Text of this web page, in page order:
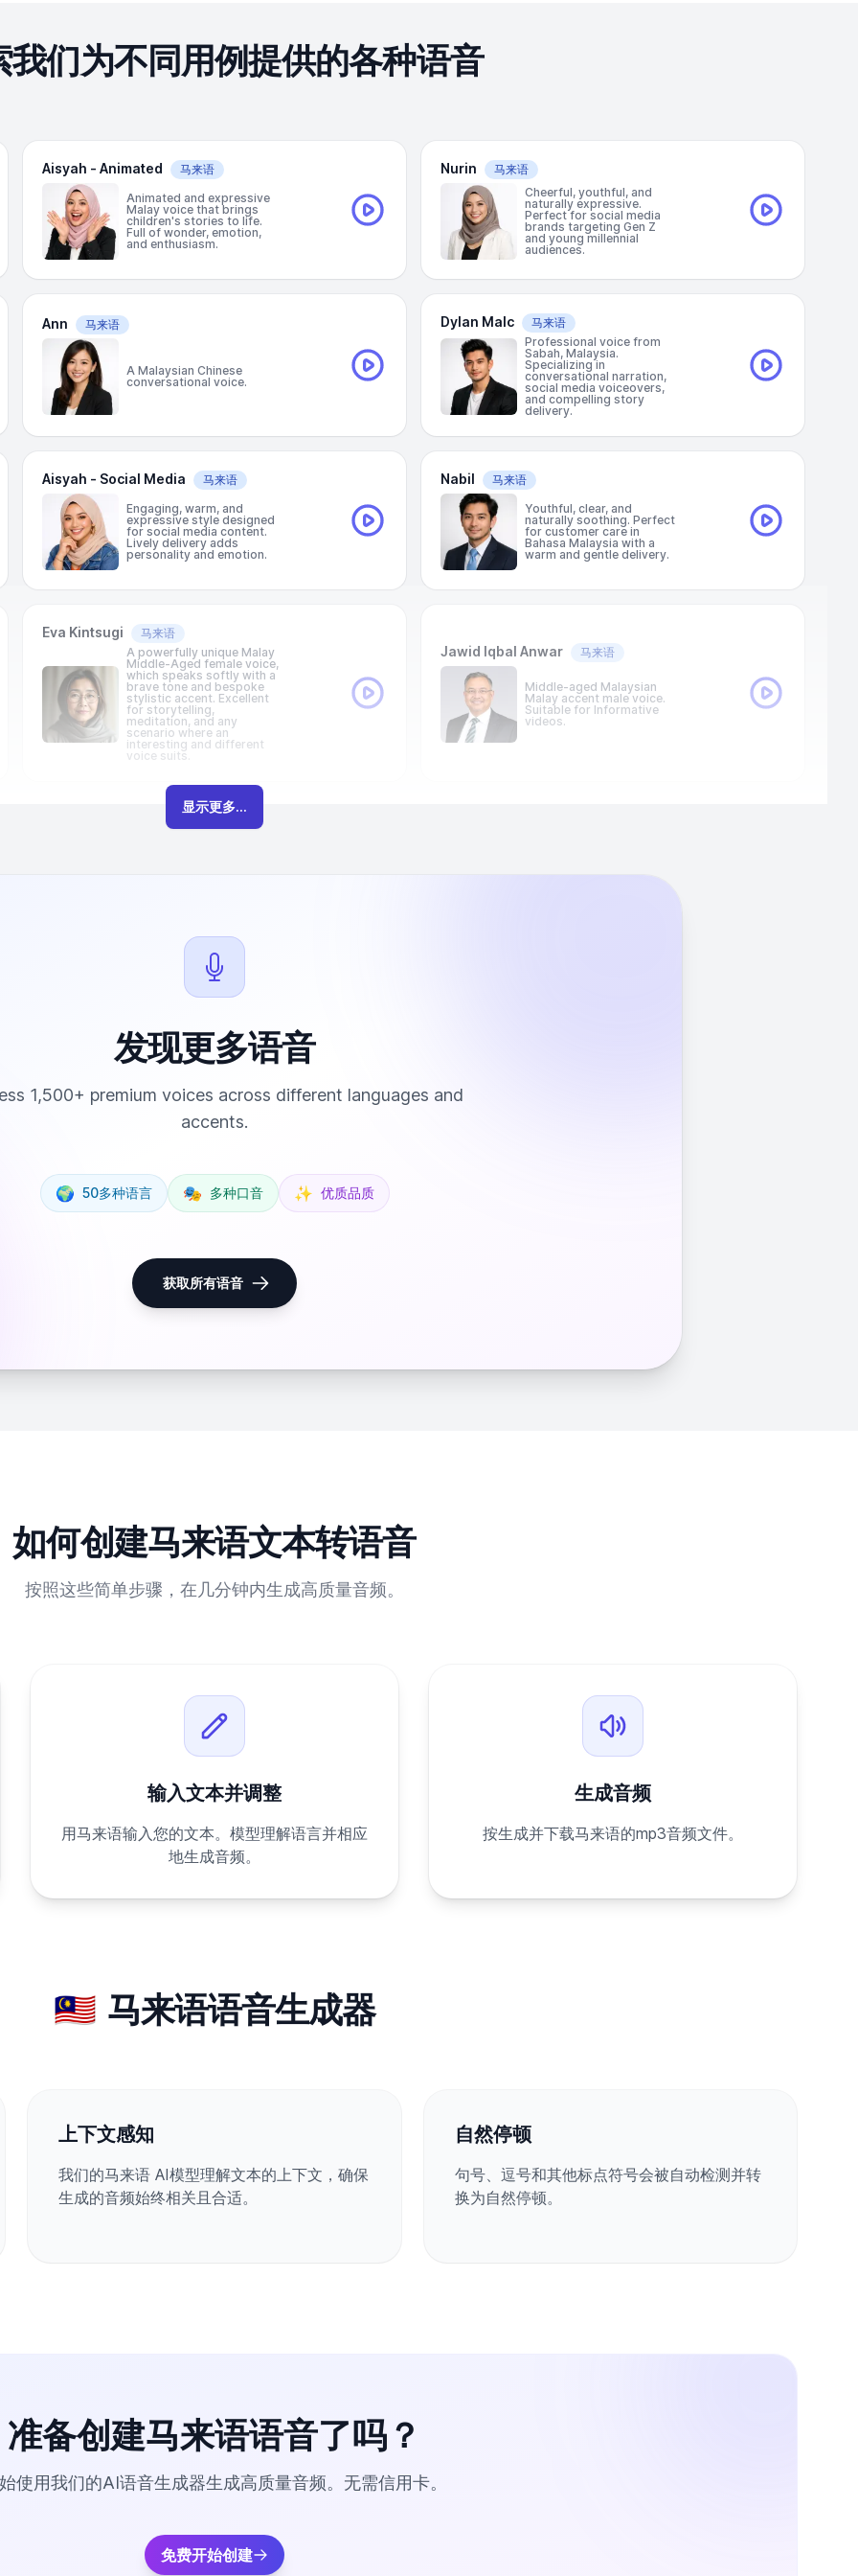
我们为不同用例提供的各种语音
Aisyah - Animated
马来语
Animated and expressive
Malay voice that brings
children's stories to life.
Full of wonder, emotion,
and enthusiasm.
Nurin
马来语
Cheerful, youthful, and
naturally expressive.
Perfect for social media
brands targeting Gen Z
and young millennial
audiences.
Ann 马来语
A Malaysian Chinese
conversational voice.
Dylan Malc
马来语
Professional voice from
Sabah, Malaysia.
Specializing in
conversational narration,
social media voiceovers,
and compelling story
delivery.
Aisyah - Social Media
马来语
Engaging, warm, and
expressive style designed
for social media content.
Lively delivery adds
personality and emotion.
Nabil
马来语
Youthful, clear, and
naturally soothing. Perfect
for customer care in
Bahasa Malaysia with a
warm and gentle delivery.
Eva Kintsugi
马来语
A powerfully unique Malay
Middle-Aged female voice,
which speaks softly with a
brave tone and bespoke
stylistic accent. Excellent
for storytelling,
meditation, and any
scenario where an
interesting and different
voice suits.
Jawid Iqbal Anwar 马来语
Middle-aged Malaysian
Malay accent male voice.
Suitable for Informative
videos.
显示更多...
发现更多语音
1,500+ premium voices across different languages and
accents.
🌍 50多种语言 🎭 多种口音 ✨ 优质品质
获取所有语音
如何创建马来语文本转语音
按照这些简单步骤，在几分钟内生成高质量音频。
输入文本并调整
用马来语输入您的文本。模型理解语言并相应
地生成音频。
生成音频
按生成并下载马来语的mp3音频文件。
🇲🇾 马来语语音生成器
上下文感知
我们的马来语 AI模型理解文本的上下文，确保
生成的音频始终相关且合适。
自然停顿
句号、逗号和其他标点符号会被自动检测并转
换为自然停顿。
准备创建马来语语音了吗？
使用我们的AI语音生成器生成高质量音频。无需信用卡。
免费开始创建